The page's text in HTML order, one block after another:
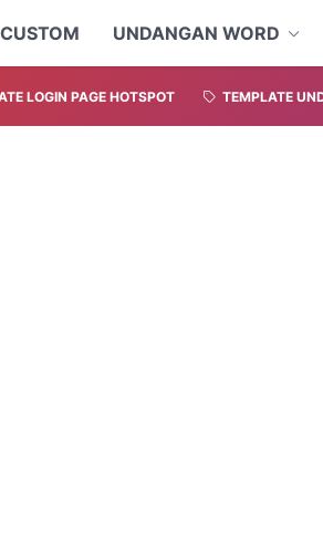
UNDANGAN WORD
LOGIN PAGE HOTSPOT TEMPLATE